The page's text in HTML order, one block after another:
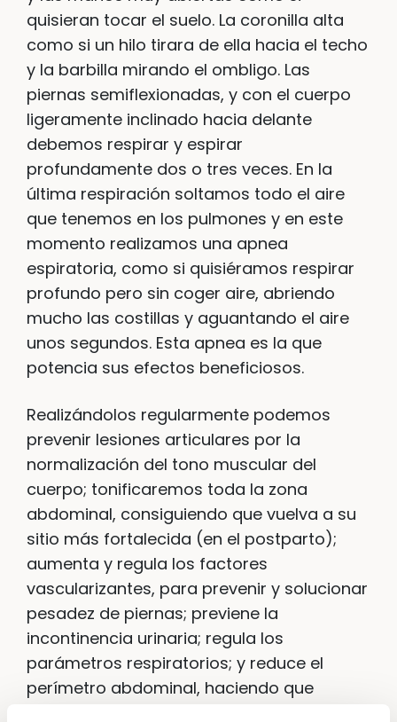
quisieran tocar el suelo. La coronilla alta
como si un hilo tirara de ella hacia el techo
y la barbilla mirando el ombligo. Las
piernas semiflexionadas, y con el cuerpo
ligeramente inclinado hacia delante
debemos respirar y espirar
profundamente dos o tres veces. En la
última respiración soltamos todo el aire
que tenemos en los pulmones y en este
momento realizamos una apnea
espiratoria, como si quisiéramos respirar
profundo pero sin coger aire, abriendo
mucho las costillas y aguantando el aire
unos segundos. Esta apnea es la que
potencia sus efectos beneficiosos.
Realizándolos regularmente podemos
prevenir lesiones articulares por la
normalización del tono muscular del
cuerpo; tonificaremos toda la zona
abdominal, consiguiendo que vuelva a su
sitio más fortalecida (en el postparto);
aumenta y regula los factores
vascularizantes, para prevenir y solucionar
pesadez de piernas; previene la
incontinencia urinaria; regula los
parámetros respiratorios; y reduce el
perímetro abdominal, haciendo que